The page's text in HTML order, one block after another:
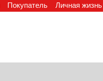
Покупатель Личная жизнь